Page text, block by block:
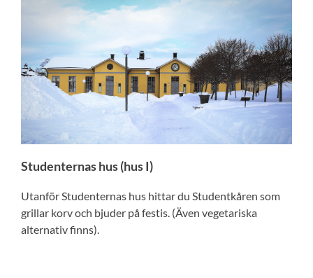
Studenternas hus (hus I)
Utanför Studenternas hus hittar du Studentkåren som
grillar korv och bjuder på festis. (Även vegetariska
alternativ finns).